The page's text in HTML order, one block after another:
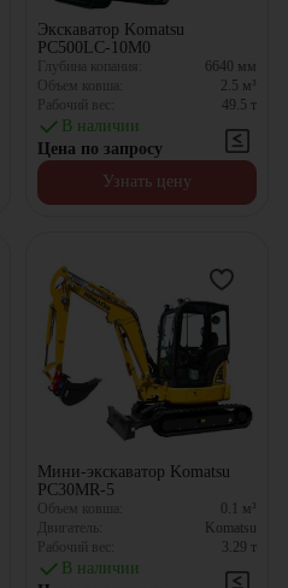
Экскаватор Komatsu
PC500LC-10M0
Глубина копания: 6640 мм
Объем ковша:
2.5 м³
Рабочий вес:
49.5 т
В наличии
Цена по запросу
Узнать цену
Мини-экскаватор Komatsu
PC30MR-5
Объем ковша: 0.1 м³
Двигатель:
Komatsu
Рабочий вес:
3.29 т
В наличии